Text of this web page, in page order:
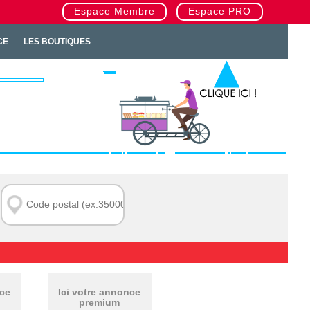
Espace Membre Espace PRO
LES BOUTIQUES
Ici votre annonce
premium